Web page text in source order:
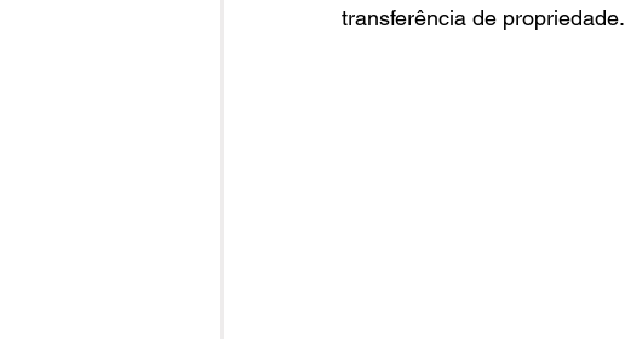
transferência de propriedade.